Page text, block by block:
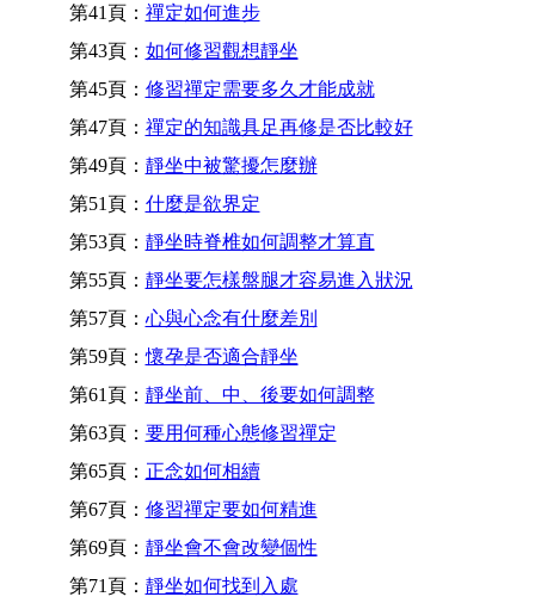
第41頁： 禪定如何進步
第43頁： 如何修習觀想靜坐
第45頁： 修習禪定需要多久才能成就
第47頁： 禪定的知識具足再修是否比較好
第49頁： 靜坐中被驚擾怎麼辦
第51頁： 什麼是欲界定
第53頁： 靜坐時脊椎如何調整才算直
第55頁： 靜坐要怎樣盤腿才容易進入狀況
第57頁： 心與心念有什麼差別
第59頁：懷孕是否適合靜坐
第61頁： 靜坐前、中、後要如何調整
第63頁： 要用何種心態修習禪定
第65頁： 正念如何相續
第67頁： 修習禪定要如何精進
第69頁： 靜坐會不會改變個性
第71頁： 靜坐如何找到入處